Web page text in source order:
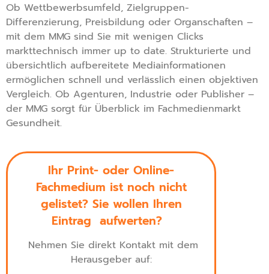
Ob Wettbewerbsumfeld, Zielgruppen-
Differenzierung, Preisbildung oder Organschaften –
mit dem MMG sind Sie mit wenigen Clicks
markttechnisch immer up to date. Strukturierte und
übersichtlich aufbereitete Mediainformationen
ermöglichen schnell und verlässlich einen objektiven
Vergleich. Ob Agenturen, Industrie oder Publisher –
der MMG sorgt für Überblick im Fachmedienmarkt
Gesundheit.
Ihr Print- oder Online-
Fachmedium ist noch nicht
gelistet? Sie wollen Ihren
Eintrag aufwerten?
Nehmen Sie direkt Kontakt mit dem
Herausgeber auf: